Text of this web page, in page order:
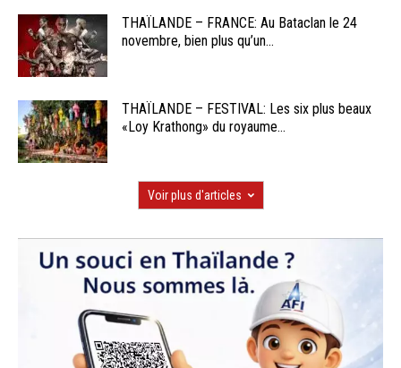
THAÏLANDE – FRANCE: Au Bataclan le 24
novembre, bien plus qu’un...
THAÏLANDE – FESTIVAL: Les six plus beaux
«Loy Krathong» du royaume...
Voir plus d'articles